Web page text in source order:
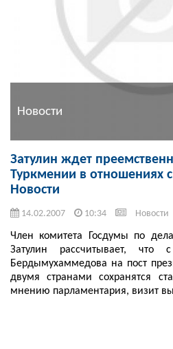
Новости
Затулин ждет
Туркмении в отношениях
Новости
14.02.2007 10:34 Новости
Член комитета Госдумы по
Затулин рассчитывает, что
Бердымухаммедова на пост
двумя странами сохранятся
мнению парламентария, визит